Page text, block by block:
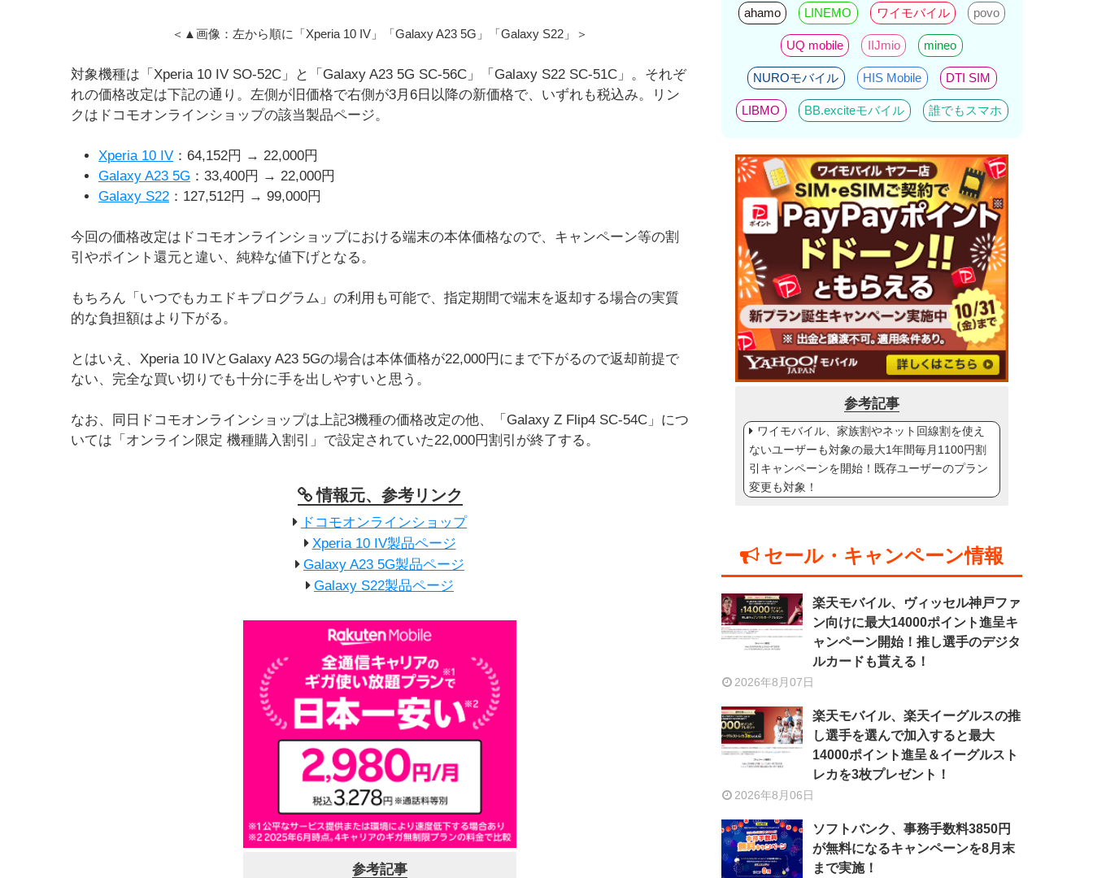
＜▲画像：左から順に「Xperia 10 IV」「Galaxy A23 5G」「Galaxy S22」＞
対象機種は「Xperia 10 IV SO-52C」と「Galaxy A23 5G SC-56C」「Galaxy S22 SC-51C」。それぞ
れの価格改定は下記の通り。左側が旧価格で右側が3月6日以降の新価格で、いずれも税込み。リン
クはドコモオンラインショップの該当製品ページ。
Xperia 10 IV ：64,152円 → 22,000円
Galaxy A23 5G ：33,400円 → 22,000円
Galaxy S22 ：127,512円 → 99,000円
今回の価格改定はドコモオンラインショップにおける端末の本体価格なので、キャンペーン等の割
引やポイント還元と違い、純粋な値下げとなる。
もちろん「いつでもカエドキプログラム」の利用も可能で、指定期間で端末を返却する場合の実質
的な負担額はより下がる。
とはいえ、Xperia 10 IVとGalaxy A23 5Gの場合は本体価格が22,000円にまで下がるので返却前提で
ない、完全な買い切りでも十分に手を出しやすいと思う。
なお、同日ドコモオンラインショップは上記3機種の価格改定の他、「Galaxy Z Flip4 SC-54C」につ
いては「オンライン限定 機種購入割引」で設定されていた22,000円割引が終了する。
情報元、参考リンク
ドコモオンラインショップ
Xperia 10 IV製品ページ
Galaxy A23 5G製品ページ
Galaxy S22製品ページ
参考記事
ahamo LINEMO ワイモバイル povo
UQ mobile IIJmio mineo
NUROモバイル HIS Mobile DTI SIM
LIBMO BB.exciteモバイル 誰でもスマホ
参考記事
ワイモバイル、家族割やネット回線割を使え
ないユーザーも対象の最大1年間毎月1100円割
引キャンペーンを開始！既存ユーザーのプラン
変更も対象！
セール・キャンペーン情報
楽天モバイル、ヴィッセル神戸ファ
ン向けに最大14000ポイント進呈キ
ャンペーン開始！推し選手のデジタ
ルカードも貰える！
2026年8月07日
楽天モバイル、楽天イーグルスの推
し選手を選んで加入すると最大
14000ポイント進呈＆イーグルスト
レカを3枚プレゼント！
2026年8月06日
ソフトバンク、事務手数料3850円
が無料になるキャンペーンを8月末
まで実施！